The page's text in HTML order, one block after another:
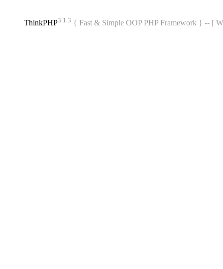
ThinkPHP3.1.3 { Fast & Simple OOP PHP Framework } -- [